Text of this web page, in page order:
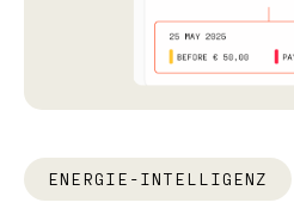
ENERGIE-INTELLIGENZ